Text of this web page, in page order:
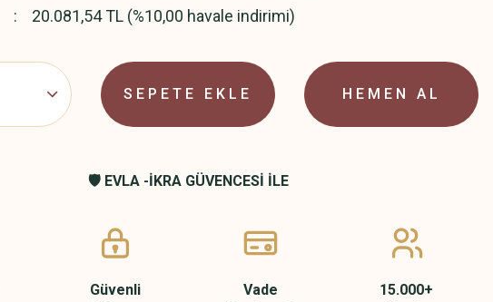
20.081,54 TL (%10,00 havale indirimi)
SEPETE EKLE HEMEN AL
🛡️ EVLA -İKRA GÜVENCESİ İLE
Güvenli
Vade
15.000+